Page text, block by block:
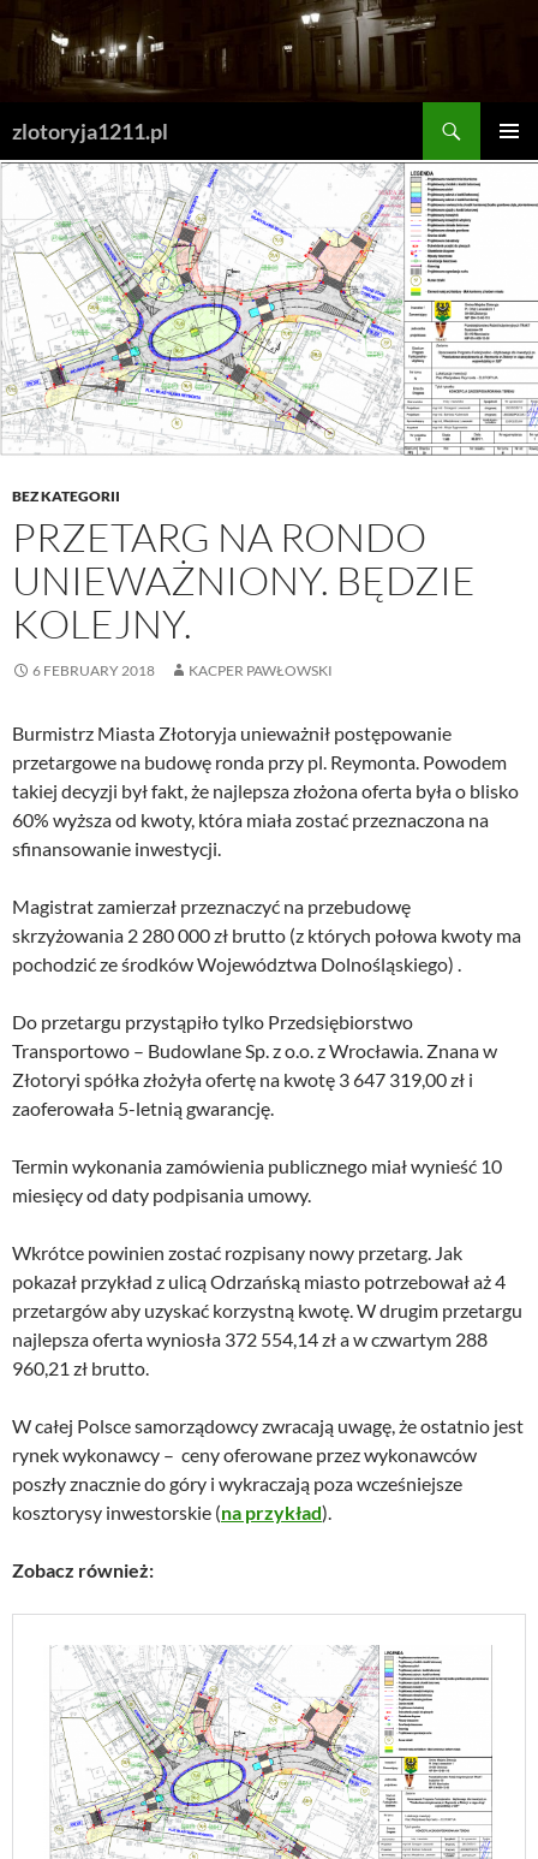
Skip
content
zlotoryja1211.pl
BEZ KATEGORII
PRZETARG NA RONDO
UNIEWAŻNIONY. BĘDZIE
KOLEJNY.
6 FEBRUARY 2018 KACPER PAWŁOWSKI
Burmistrz Miasta Złotoryja unieważnił postępowanie
przetargowe na budowę ronda przy pl. Reymonta. Powodem
takiej decyzji był fakt, że najlepsza złożona oferta była o blisko
60% wyższa od kwoty, która miała zostać przeznaczona na
sfinansowanie inwestycji.
Magistrat zamierzał przeznaczyć na przebudowę
skrzyżowania 2 280 000 zł brutto (z których połowa kwoty ma
pochodzić ze środków Województwa Dolnośląskiego) .
Do przetargu przystąpiło tylko Przedsiębiorstwo
Transportowo – Budowlane Sp. z o.o. z Wrocławia. Znana w
Złotoryi spółka złożyła ofertę na kwotę 3 647 319,00 zł i
zaoferowała 5-letnią gwarancję.
Termin wykonania zamówienia publicznego miał wynieść 10
miesięcy od daty podpisania umowy.
Wkrótce powinien zostać rozpisany nowy przetarg. Jak
pokazał przykład z ulicą Odrzańską miasto potrzebował aż 4
przetargów aby uzyskać korzystną kwotę. W drugim przetargu
najlepsza oferta wyniosła 372 554,14 zł a w czwartym 288
960,21 zł brutto.
W całej Polsce samorządowcy zwracają uwagę, że ostatnio jest
rynek wykonawcy – ceny oferowane przez wykonawców
poszły znacznie do góry i wykraczają poza wcześniejsze
kosztorysy inwestorskie (na przykład).
Zobacz również: